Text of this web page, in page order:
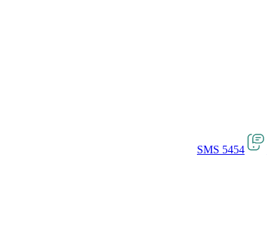
SMS 5454